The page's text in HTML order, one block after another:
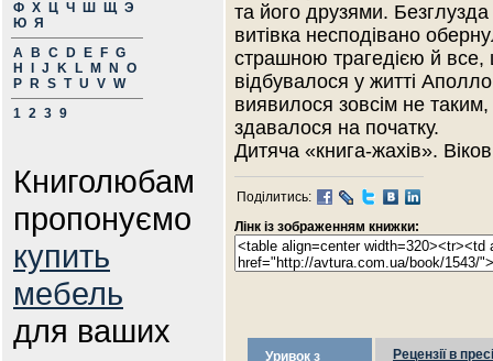
Ф Х Ц Ч Ш Щ Э
Ю Я
A
B C D E F G
H
J K L M N
O
P
R S T U V W
1 2 3 9
Книголюбам
пропонуємо
купить
мебель
для ваших
та його друзями.
витівка несподівано
страшною трагедією й
відбувалося у житті
виявилося зовсім не
здавалося на початку.
Дитяча «книга-жахів».
Поділитись:
Лінк із зображенням книжки:
Уривок з
Рецензії в пресі